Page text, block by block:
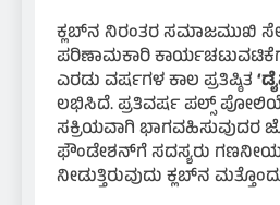
ಕ್ಲಬ್‌ನ ನಿರಂತರ ಸಮಾಜಮುಖಿ
ಪರಿಣಾಮಕಾರಿ
ಎರಡು ವರ್ಷಗಳ ಕಾಲ ಪ್ರತಿಷ್ಠಿತ
ಲಭಿಸಿದೆ. ಪ್ರತಿವರ್ಷ ಪಲ್ಸ್
ಸಕ್ರಿಯವಾಗಿ ಭಾಗವಹಿಸುವುದರ
ಫೌಂಡೇಶನ್‌ಗೆ ಸದಸ್ಯರು
ನೀಡುತ್ತಿರುವುದು ಕ್ಲಬ್‌ನ